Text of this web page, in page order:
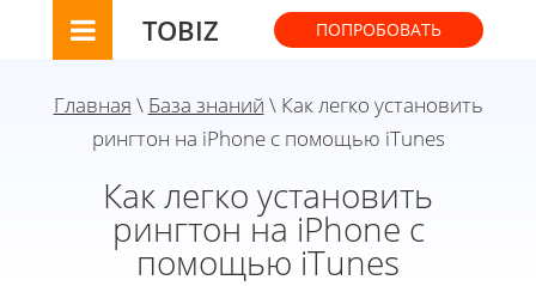
TOBIZ ПОПРОБОВАТЬ
Главная \ База знаний \ Как легко установить
рингтон на iPhone с помощью iTunes
Как легко установить
рингтон на iPhone с
помощью iTunes